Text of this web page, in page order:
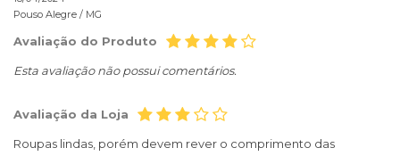
Pouso Alegre / MG
Avaliação do Produto
Esta avaliação não possui comentários.
Avaliação da Loja
Roupas lindas, porém devem rever o comprimento das